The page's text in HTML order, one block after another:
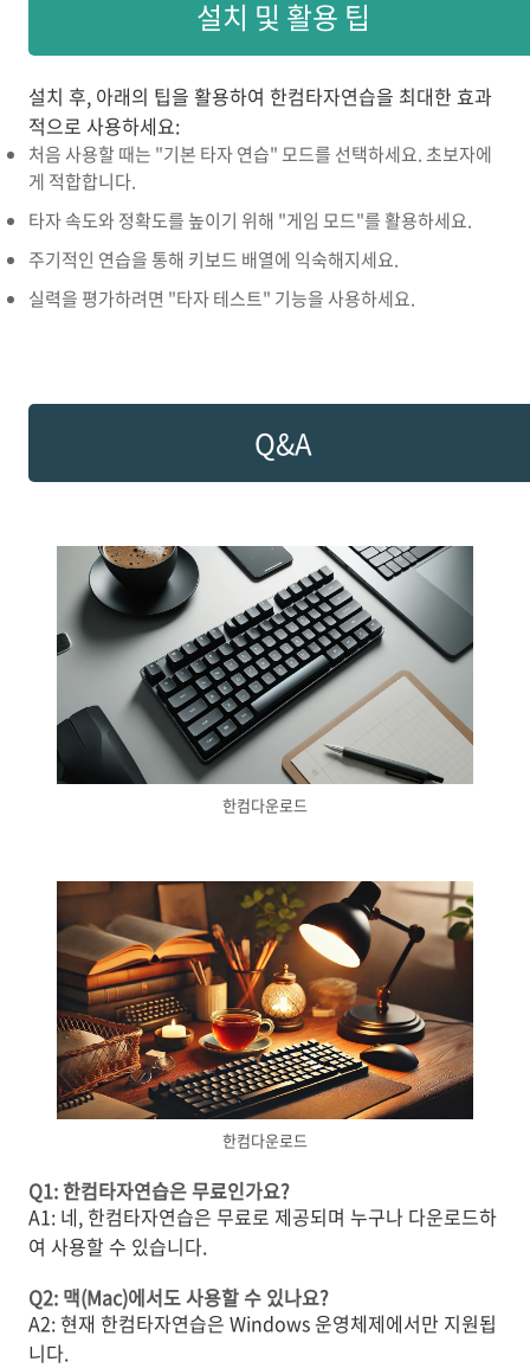
설치 및 활용 팁
설치 후, 아래의 팁을 활용하여 한컴타자연습을 최대한 효과
적으로 사용하세요:
처음 사용할 때는 "기본 타자 연습" 모드를 선택하세요. 초보자에
게 적합합니다.
타자 속도와 정확도를 높이기 위해 "게임 모드"를 활용하세요.
주기적인 연습을 통해 키보드 배열에 익숙해지세요.
실력을 평가하려면 "타자 테스트" 기능을 사용하세요.
Q&A
한컴다운로드
한컴다운로드
Q1: 한컴타자연습은 무료인가요?
A1: 네, 한컴타자연습은 무료로 제공되며 누구나 다운로드하
여 사용할 수 있습니다.
Q2: 맥(Mac)에서도 사용할 수 있나요?
A2: 현재 한컴타자연습은 Windows 운영체제에서만 지원됩
니다.